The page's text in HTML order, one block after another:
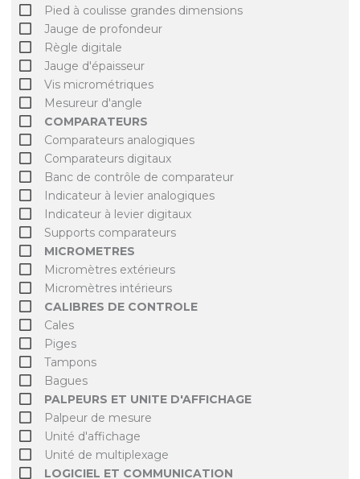
Pied à coulisse grandes dimensions
Jauge de profondeur
Règle digitale
Jauge d'épaisseur
Vis micrométriques
Mesureur d'angle
COMPARATEURS
Comparateurs analogiques
Comparateurs digitaux
Banc de contrôle de comparateur
Indicateur à levier analogiques
Indicateur à levier digitaux
Supports comparateurs
MICROMETRES
Micromètres extérieurs
Micromètres intérieurs
CALIBRES DE CONTROLE
Cales
Piges
Tampons
Bagues
PALPEURS ET UNITE D'AFFICHAGE
Palpeur de mesure
Unité d'affichage
Unité de multiplexage
LOGICIEL ET COMMUNICATION